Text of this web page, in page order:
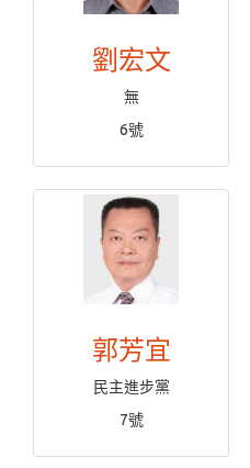
劉宏文
無
6號
郭芳宜
民主進步黨
7號